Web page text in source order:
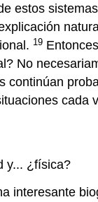
estos
19
No
continúan
cada
y... ¿física?
interesante